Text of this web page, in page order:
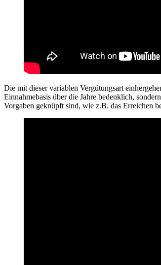
Die mit dieser variablen Vergütungsart
Einnahmebasis über die Jahre bedenklich,
Vorgaben geknüpft sind, wie z.B. das Erreichen